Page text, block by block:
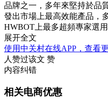
品牌之一，多年來堅持於品
發出市場上最高效能產品，
HWBOT上最多超頻專家選
展开全文
使用中关村在线APP，查看
人赞过该文 赞
内容纠错
相关电商优惠